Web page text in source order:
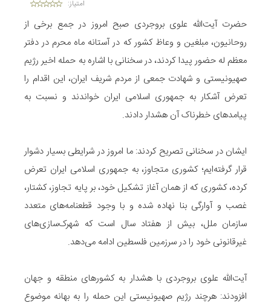
امتیاز:
حضرت آیت‌الله علوی بروجردی صبح امروز در جمع برخی از
روحانیون، مبلغین و وعاظ کشور که در آستانه ماه محرم در دفتر
معظم له حضور پیدا کردند، در سخنانی با اشاره به حمله اخیر رژیم
صهیونیستی و شهادت جمعی از مردم شریف ایران، این اقدام را
تعرض آشکار به جمهوری اسلامی ایران خواندند و نسبت به
پیامدهای خطرناک آن هشدار دادند.
ایشان در سخنانی تصریح کردند: ما امروز در شرایطی بسیار دشوار
قرار گرفته‌ایم؛ کشوری متجاوز، به جمهوری اسلامی ایران تعرض
کرده، کشوری که از همان آغاز تشکیل خود، بر پایه تجاوز، کشتار،
غصب و آوارگی بنا نهاده شده و با وجود قطعنامه‌های متعدد
سازمان ملل، بیش از هفتاد سال است که شهرک‌سازی‌های
غیرقانونی خود را در سرزمین فلسطین ادامه می‌دهد.
آیت‌الله علوی بروجردی با هشدار به کشورهای منطقه و جهان
افزودند: هرچند رژیم صهیونیستی این حمله را به بهانه موضوع